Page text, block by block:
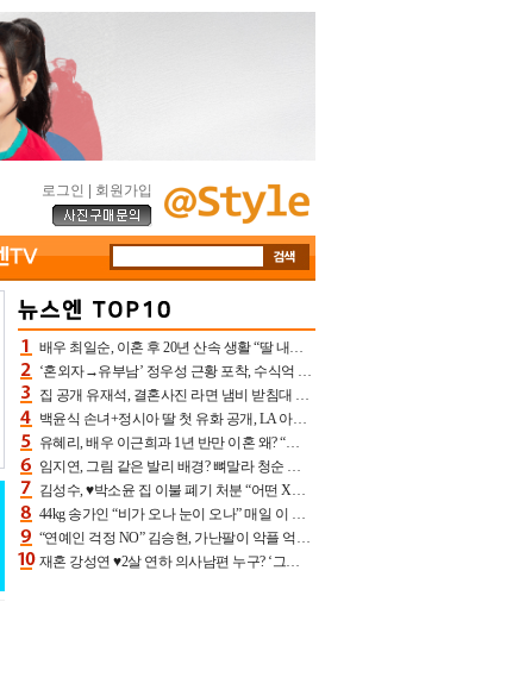
로그인 회원가입
배우 최일순, 이혼 후 20년 산속 생활 “딸 내가 버렸다고 원망‥맘 아파”(특종)[어제TV]
‘혼외자→유부남’ 정우성 근황 포착, 수식억 해킹 피해 후배 만났다 “존경하는”
집 공개 유재석, 결혼사진 라면 냄비 받침대 되고 분노‥가족사진도 피해(놀뭐)[어제TV]
백윤식 손녀+정시아 딸 첫 유화 공개, LA 아트쇼→서울국제조각페스타 작가다운 수준급 실력
유혜리, 배우 이근희과 1년 반만 이혼 왜? “식칼 꽂고 의자 던져” 충격 폭로(특종)[어제TV]
임지연, 그림 같은 발리 배경? 뼈말라 청순 비키니 핏에 상대 안 되네
김성수, ♥박소윤 집 이불 폐기 처분 “어떤 X이랑 썼을지 몰라” 질투(신랑수업2)[어제TV]
44kg 송가인 “비가 오나 눈이 오나” 매일 이 운동, 허벅지 근육량 상승+체지방 감소
“연예인 걱정 NO” 김승현, 가난팔이 악플 억울할만‥아내+딸과 日 여행
재혼 강성연 ♥2살 연하 의사남편 누구? ‘그알’ 자문의에 훈남 비주얼 초엘리트 스펙 [종합]